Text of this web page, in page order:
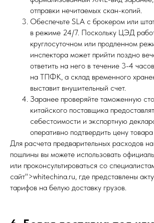
отправки нечитаемых скан-копий.
Обеспечьте SLA с брокером или
в режиме 24/7. Поскольку ЦЭД
круглосуточном или продленном
инспектора может прийти поздно
ответить на него в течение 3-4
на ТПФК, а склад временного
выставит внушительный счет.
Заранее проверяйте таможенную
китайского поставщика
себестоимости и экспортную
оперативно подтвердить цену
Для расчета предварительных расходов
пошлины вы можете использовать
или проконсультироваться со
сайт">whitechina.ru, где представлены
тарифов на белую доставку грузов.